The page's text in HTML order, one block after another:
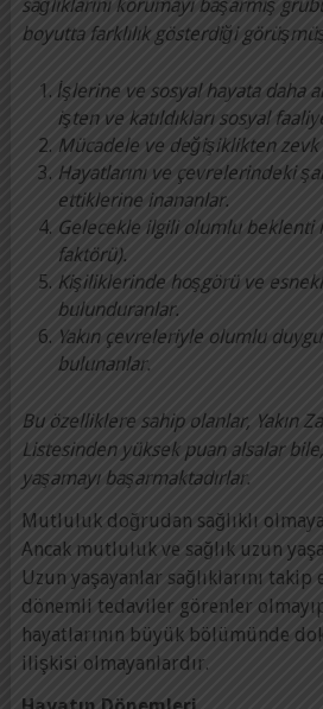
sağlıklarını korumayı başarmış
boyutta farklılık gösterdiği
İşlerine ve sosyal hayata daha
işten ve katıldıkları sosyal
Mücadele ve değişiklikten zevk
Hayatlarını ve çevrelerindeki
ettiklerine inananlar.
Gelecekle ilgili olumlu beklenti
faktörü).
Kişiliklerinde hoşgörü ve
bulunduranlar.
Yakın çevreleriyle olumlu
bulunanlar.
Bu özelliklere sahip olanlar, Yakın
Listesinden yüksek puan alsalar bile,
yaşamayı başarmaktadırlar.
Mutluluk doğrudan sağlıklı
Ancak mutluluk ve sağlık uzun
Uzun yaşayanlar sağlıklarını takip
dönemli tedaviler görenler
hayatlarının büyük bölümünde
ilişkisi olmayanlardır.